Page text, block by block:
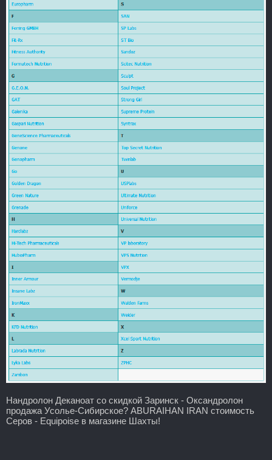
Нандролон Деканоат со скидкой Заринск - Оксандролон
продажа Усолье-Сибирское? ABURAIHAN IRAN стоимость
Серов - Equipoise в магазине Шахты!